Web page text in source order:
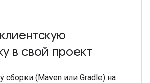
в свой проект
сборки (Maven или Gradle) на